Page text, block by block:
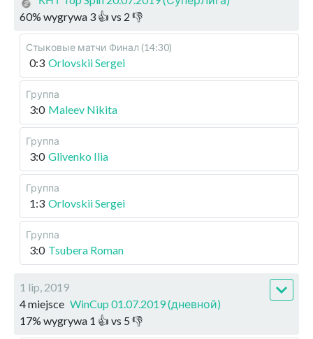
60% wygrywa 3 👍 vs 2 👎
Стыковые матчи Финал (14:30)
0:3 Orlovskii Sergei
Группа
3:0 Maleev Nikita
Группа
3:0 Glivenko Ilia
Группа
1:3 Orlovskii Sergei
Группа
3:0 Tsubera Roman
1 lip, 2019
4 miejsce WinCup 01.07.2019 (дневной)
17% wygrywa 1 👍 vs 5 👎